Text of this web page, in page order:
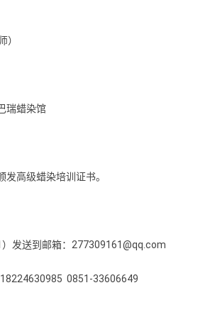
）
瑞蜡染馆
高级蜡染培训证书。
发送到邮箱：277309161@qq.com
0851-33606649